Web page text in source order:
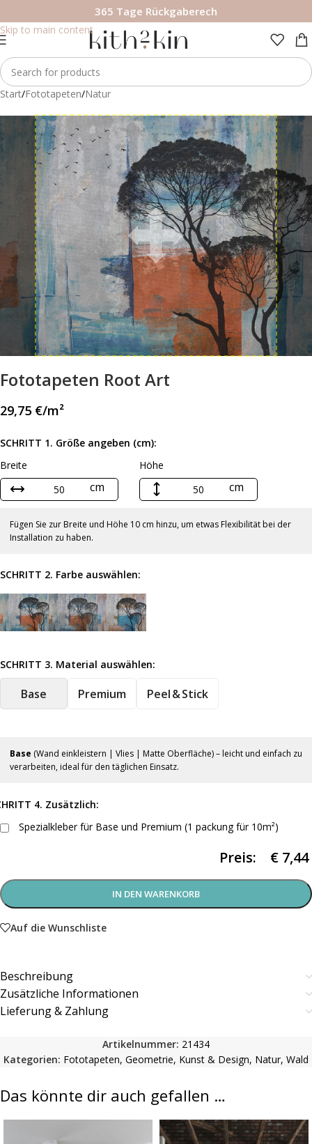
Skip to main content
365 Tage Rückgaberech
Start/Fototapeten/Natur
Fototapeten Root Art
29,75 €/m²
SCHRITT 1. Größe angeben (cm):
Breite
cm
Höhe
cm
Fügen Sie zur Breite und Höhe 10 cm hinzu, um etwas Flexibilität bei der
Installation zu haben.
SCHRITT 2. Farbe auswählen:
SCHRITT 3. Material auswählen:
Base Premium Peel & Stick
Base (Wand einkleistern | Vlies | Matte Oberfläche) – leicht und einfach zu
verarbeiten, ideal für den täglichen Einsatz.
4. Zusätzlich:
Spezialkleber für Base und Premium (1 packung für 10m²)
Preis: € 7,44
IN DEN WARENKORB
Auf die Wunschliste
Beschreibung
Zusätzliche Informationen
Lieferung & Zahlung
Artikelnummer: 21434
Kategorien: Fototapeten, Geometrie, Kunst & Design, Natur, Wald
Das könnte dir auch gefallen …